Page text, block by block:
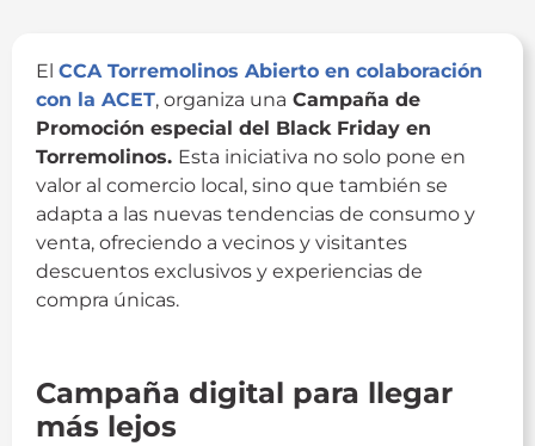
El CCA Torremolinos Abierto en colaboración
con la ACET, organiza una Campaña de
Promoción especial del Black Friday en
Torremolinos. Esta iniciativa no solo pone en
valor al comercio local, sino que también se
adapta a las nuevas tendencias de consumo y
venta, ofreciendo a vecinos y visitantes
descuentos exclusivos y experiencias de
compra únicas.
Campaña digital para llegar
más lejos